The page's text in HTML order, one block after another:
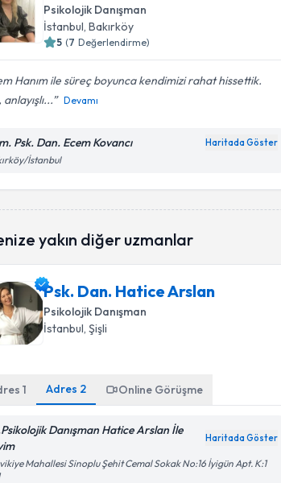
Psikolojik Danışman
İstanbul, Bakırköy
5 (7 Değerlendirme)
Hanım ile süreç boyunca kendimizi rahat hissettik.
Devamı
Psk. Dan. Ecem Kovancı Haritada Göster
İstanbul
yakın diğer uzmanlar
Psk. Dan. Hatice Arslan
Psikolojik Danışman
İstanbul, Şişli
1 Adres 2 Online Görüşme
Danışman Hatice Arslan İle
Haritada Göster
Mahallesi Sinoplu Şehit Cemal Sokak No:16 İyigün Apt. K:1